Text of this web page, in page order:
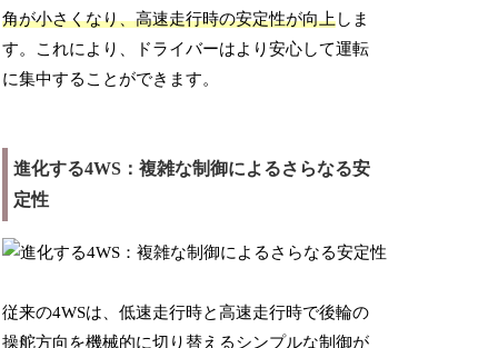
角が小さくなり、高速走行時の安定性が向上しま
す。これにより、ドライバーはより安心して運転
に集中することができます。
進化する4WS：複雑な制御によるさらなる安
定性
従来の4WSは、低速走行時と高速走行時で後輪の
操舵方向を機械的に切り替えるシンプルな制御が